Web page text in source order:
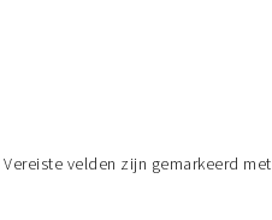
Vereiste velden zijn gemarkeerd met